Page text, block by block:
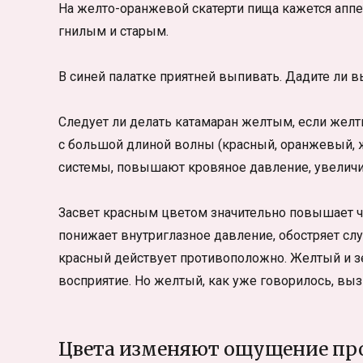
На желто-оранжевой скатерти пища кажется
гнилым и старым.
В синей палатке приятней выпивать. Дадите ли
Следует ли делать катамаран желтым, если
с большой длиной волны (красный, оранжевый,
системы, повышают кровяное давление,
Засвет красным цветом значительно повышает
понижает внутриглазное давление, обостряет
красный действует противоположно. Желтый и
восприятие. Но желтый, как уже говорилось,
Цвета изменяют ощущение